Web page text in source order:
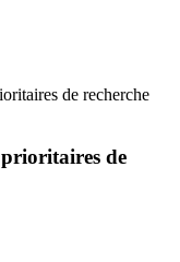
de recherche
de